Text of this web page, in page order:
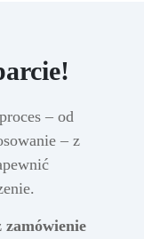
– od
– z
zamówienie